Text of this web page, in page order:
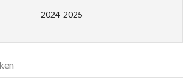
2024-2025